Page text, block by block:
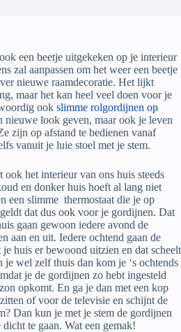
een beetje uitgekeken op je interieur
zal aanpassen om het weer een beetje
nieuwe raamdecoratie. Het lijkt
maar het kan heel veel doen voor je
ook slimme rolgordijnen op
nieuwe look geven, maar ook je leven
zijn op afstand te bedienen vanaf
vanuit je luie stoel met je stem.
ook het interieur van ons huis steeds
en donker huis hoeft al lang niet
een slimme thermostaat die je op
dat dus ook voor je gordijnen. Dat
gaan gewoon iedere avond de
aan en uit. Iedere ochtend gaan de
huis er bewoond uitzien en dat scheelt
wel zelf thuis dan kom je ‘s ochtends
je de gordijnen zo hebt ingesteld
opkomt. En ga je dan met een kop
of voor de televisie en schijnt de
Dan kun je met je stem de gordijnen
te gaan. Wat een gemak!